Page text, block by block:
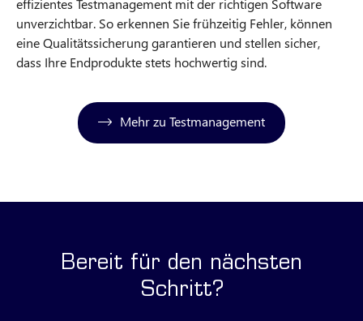
effizientes Testmanagement mit der richtigen Software
unverzichtbar. So erkennen Sie frühzeitig Fehler, können
eine Qualitätssicherung garantieren und stellen sicher,
dass Ihre Endprodukte stets hochwertig sind.
Mehr zu Testmanagement
Bereit für den nächsten
Schritt?